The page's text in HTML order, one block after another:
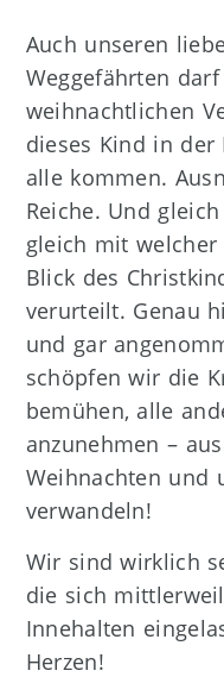
Auch unseren
Weggefährten
weihnachtlichen
dieses Kind in
alle kommen.
Reiche. Und
gleich mit welcher
Blick des
verurteilt. Genau
und gar
schöpfen wir die
bemühen, alle
anzunehmen –
Weihnachten und
verwandeln!
Wir sind wirklich
die sich
Innehalten
Herzen!